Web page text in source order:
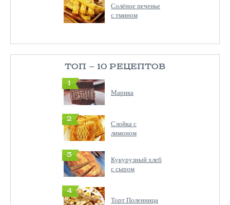
Солёное печенье
с тмином
ТОП — 10 РЕЦЕПТОВ
1
Марика
2
Слойка с
лимоном
3
Кукурузный хлеб
с сыром
4
Торт Поленница